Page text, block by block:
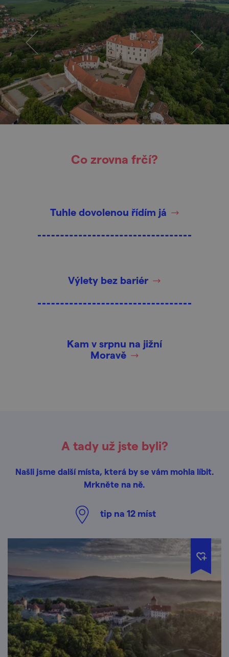
Co zrovna frčí?
Tuhle dovolenou řídím já
Výlety bez bariér
Kam v srpnu na jižní
Moravě
A tady už jste byli?
Našli jsme další místa, která by se vám mohla líbit.
Mrkněte na ně.
tip na 12 míst